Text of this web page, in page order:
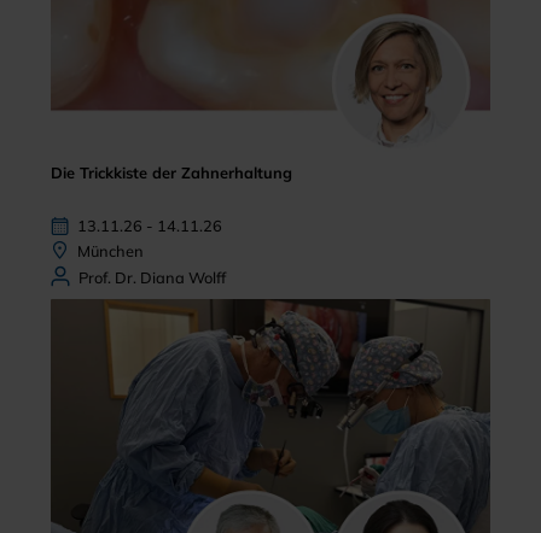
Die Trickkiste der Zahnerhaltung
13.11.26 - 14.11.26
München
Prof. Dr. Diana Wolff